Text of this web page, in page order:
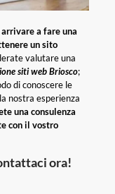
a fare una
un sito
valutare una
siti web Briosco;
di conoscere le
nostra esperienza
una consulenza
con il vostro
ora!